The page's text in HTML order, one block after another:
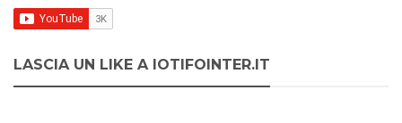
LASCIA UN LIKE A IOTIFOINTER.IT